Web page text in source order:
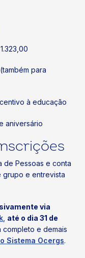
para
à educação
aniversário
de Pessoas e conta
grupo e entrevista
via
até o dia 31 de
completo e demais
Sistema Ocergs.